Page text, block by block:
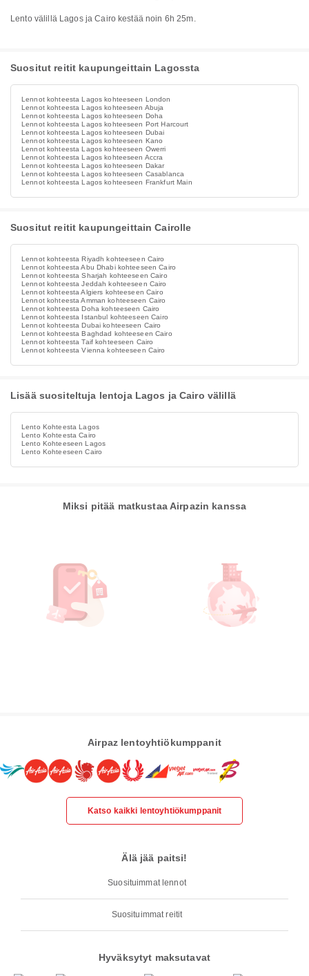
Lento välillä Lagos ja Cairo kestää noin 6h 25m.
Suositut reitit kaupungeittain Lagossta
Lennot kohteesta Lagos kohteeseen London
Lennot kohteesta Lagos kohteeseen Abuja
Lennot kohteesta Lagos kohteeseen Doha
Lennot kohteesta Lagos kohteeseen Port Harcourt
Lennot kohteesta Lagos kohteeseen Dubai
Lennot kohteesta Lagos kohteeseen Kano
Lennot kohteesta Lagos kohteeseen Owerri
Lennot kohteesta Lagos kohteeseen Accra
Lennot kohteesta Lagos kohteeseen Dakar
Lennot kohteesta Lagos kohteeseen Casablanca
Lennot kohteesta Lagos kohteeseen Frankfurt Main
Suositut reitit kaupungeittain Cairolle
Lennot kohteesta Riyadh kohteeseen Cairo
Lennot kohteesta Abu Dhabi kohteeseen Cairo
Lennot kohteesta Sharjah kohteeseen Cairo
Lennot kohteesta Jeddah kohteeseen Cairo
Lennot kohteesta Algiers kohteeseen Cairo
Lennot kohteesta Amman kohteeseen Cairo
Lennot kohteesta Doha kohteeseen Cairo
Lennot kohteesta Istanbul kohteeseen Cairo
Lennot kohteesta Dubai kohteeseen Cairo
Lennot kohteesta Baghdad kohteeseen Cairo
Lennot kohteesta Taif kohteeseen Cairo
Lennot kohteesta Vienna kohteeseen Cairo
Lisää suositeltuja lentoja Lagos ja Cairo välillä
Lento Kohteesta Lagos
Lento Kohteesta Cairo
Lento Kohteeseen Lagos
Lento Kohteeseen Cairo
Miksi pitää matkustaa Airpazin kanssa
Airpaz lentoyhtiökumppanit
Katso kaikki lentoyhtiökumppanit
Älä jää paitsi!
Suosituimmat lennot
Suosituimmat reitit
Hyväksytyt maksutavat